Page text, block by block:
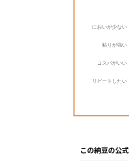
この納豆の公